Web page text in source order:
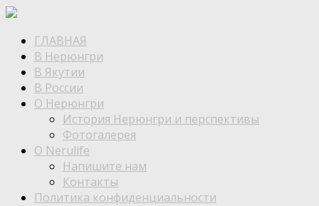
ГЛАВНАЯ
В Нерюнгри
В Якутии
В России
О Нерюнгри
История Нерюнгри и перспективы
Фотогалерея
О Nerulife
Напишите нам
Контакты
Политика конфиденциальности